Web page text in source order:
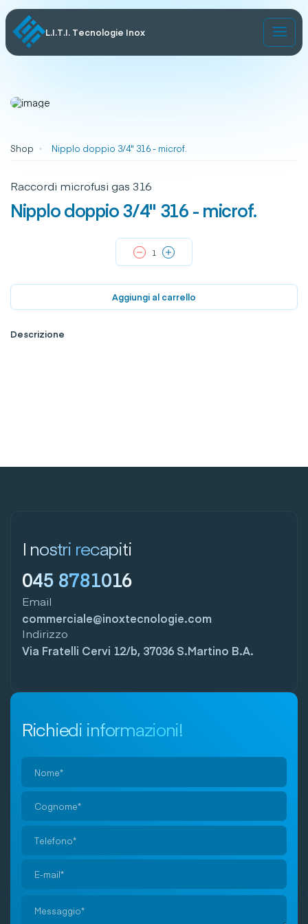
L.I.T.I. Tecnologie Inox
Shop Nipplo doppio 3/4" 316 - microf.
Raccordi microfusi gas 316
Nipplo doppio 3/4" 316 - microf.
Aggiungi al carrello
Descrizione
I nostri recapiti
045 8781016
Email
commerciale@inoxtecnologie.com
Indirizzo
Via Fratelli Cervi 12/b, 37036 S.Martino B.A.
Richiedi informazioni!
prega